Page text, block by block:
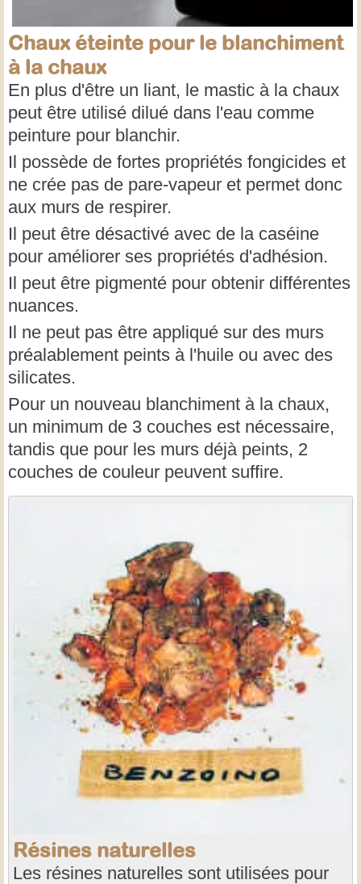
Chaux éteinte pour le blanchiment
à la chaux
En plus d'être un liant, le mastic à la chaux
peut être utilisé dilué dans l'eau comme
peinture pour blanchir.
Il possède de fortes propriétés fongicides et
ne crée pas de pare-vapeur et permet donc
aux murs de respirer.
Il peut être désactivé avec de la caséine
pour améliorer ses propriétés d'adhésion.
Il peut être pigmenté pour obtenir différentes
nuances.
Il ne peut pas être appliqué sur des murs
préalablement peints à l'huile ou avec des
silicates.
Pour un nouveau blanchiment à la chaux,
un minimum de 3 couches est nécessaire,
tandis que pour les murs déjà peints, 2
couches de couleur peuvent suffire.
Résines naturelles
Les résines naturelles sont utilisées pour